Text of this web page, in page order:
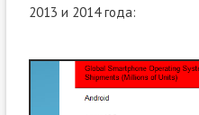
2013 и 2014 года: